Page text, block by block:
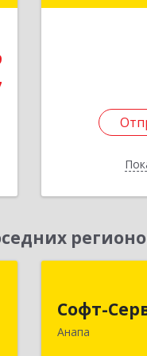
Софт-
Анапа
Анапский р-